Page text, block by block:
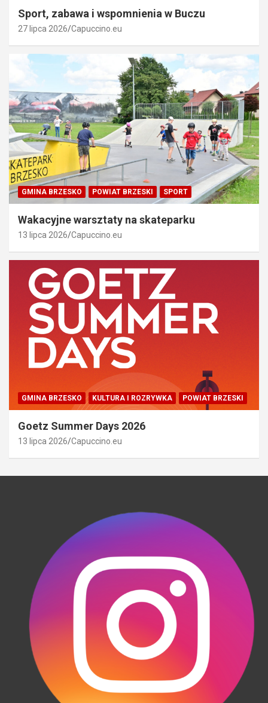
Sport, zabawa i wspomnienia w Buczu
27 lipca 2026 Capuccino.eu
GMINA BRZESKO POWIAT BRZESKI SPORT
Wakacyjne warsztaty na skateparku
13 lipca 2026 Capuccino.eu
GMINA BRZESKO KULTURA I ROZRYWKA POWIAT BRZESKI
Goetz Summer Days 2026
13 lipca 2026 Capuccino.eu